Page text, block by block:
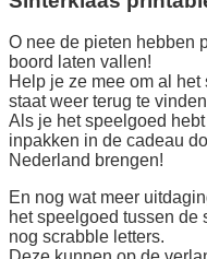
O nee de pieten hebben
boord laten vallen!
Help je ze mee om al
staat weer terug te
Als je het speelgoed
inpakken in de cadeau
Nederland brengen!
En nog wat meer
het speelgoed tussen de
nog scrabble letters.